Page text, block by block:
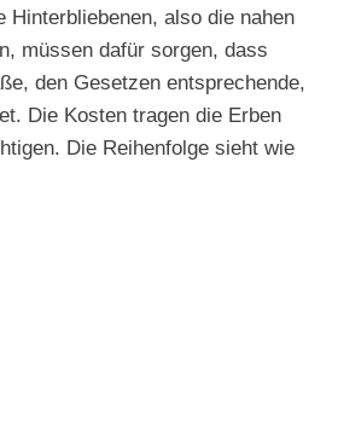
Hinterbliebenen, also die nahen
müssen dafür sorgen, dass
den Gesetzen entsprechende,
Die Kosten tragen die Erben
Die Reihenfolge sieht wie